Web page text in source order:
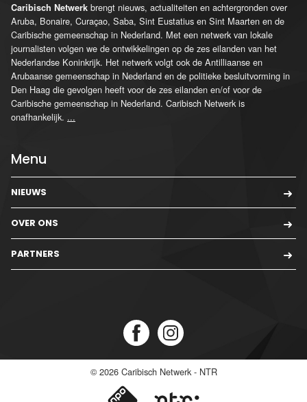
Caribisch Netwerk brengt nieuws, actualiteiten en achtergronden over
Aruba, Bonaire, Curaçao, Saba, Sint Eustatius en Sint Maarten en de
Caribische gemeenschap in Nederland. Met een netwerk van lokale
journalisten volgen we de ontwikkelingen op de zes eilanden van het
Nederlandse Koninkrijk. Het netwerk volgt ook de Antilliaanse en
Arubaanse gemeenschap in Nederland en de politieke besluitvorming in
Den Haag die gevolgen heeft voor de zes eilanden en/of voor de
Caribische gemeenschap in Nederland. Caribisch Netwerk is
onafhankelijk. ...
Menu
NIEUWS
OVER ONS
PARTNERS
© 2026 Caribisch Netwerk - NTR